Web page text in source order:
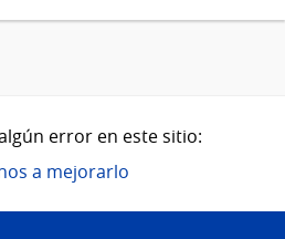
error en este sitio:
a mejorarlo